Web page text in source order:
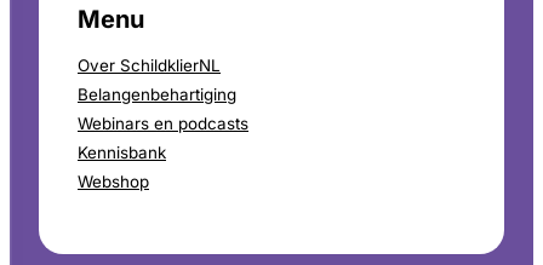
Menu
Over SchildklierNL
Belangenbehartiging
Webinars en podcasts
Kennisbank
Webshop